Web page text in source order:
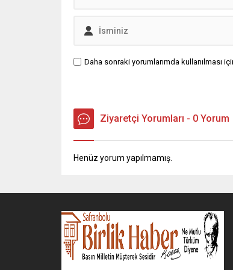
Daha sonraki yorumlarımda kullanılması
Ziyaretçi Yorumları - 0 Yorum
Henüz yorum yapılmamış.